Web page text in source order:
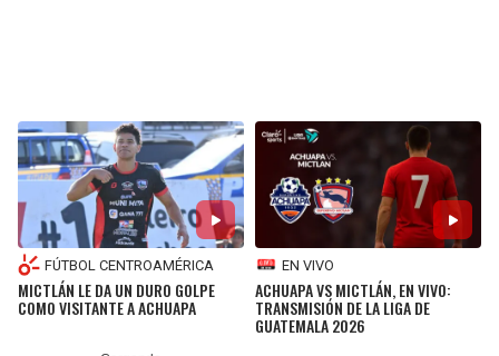
FÚTBOL CENTROAMÉRICA
MICTLÁN LE DA UN DURO GOLPE
COMO VISITANTE A ACHUAPA
EN VIVO
ACHUAPA VS MICTLÁN, EN VIVO:
TRANSMISIÓN DE LA LIGA DE
GUATEMALA 2026